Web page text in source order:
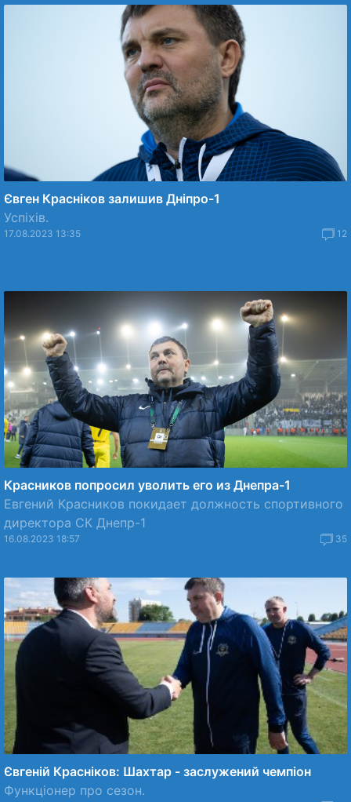
Євген Красніков залишив Дніпро-1
Успіхів.
17.08.2023 13:35 12
Красников попросил уволить его из Днепра-1
Евгений Красников покидает должность спортивного
директора СК Днепр-1
16.08.2023 18:57 35
Євгеній Красніков: Шахтар - заслужений чемпіон
Функціонер про сезон.